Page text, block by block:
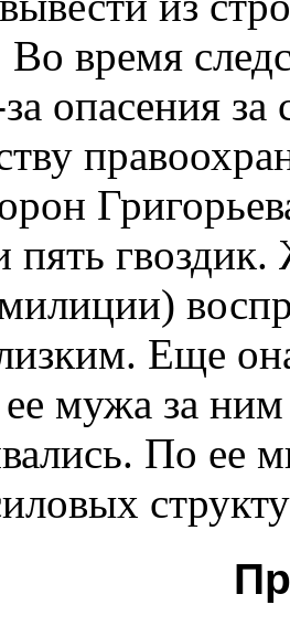
время
опасения
пять
Еще
мужа за
По ее